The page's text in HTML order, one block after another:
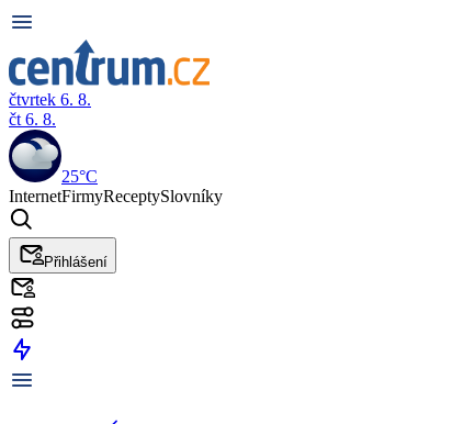
čtvrtek 6. 8.
čt 6. 8.
25°C
InternetFirmyReceptySlovníky
Přihlášení